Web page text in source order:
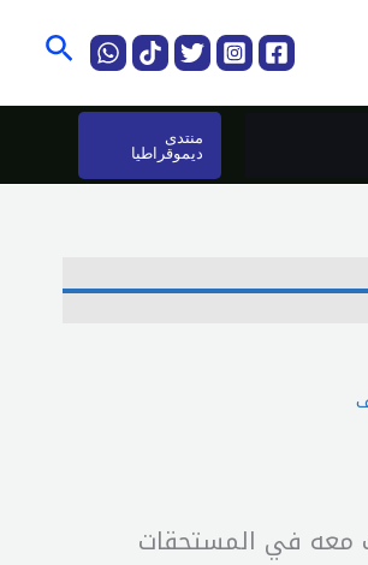
منتدى
ديموقراطيا
معه في المستحقات